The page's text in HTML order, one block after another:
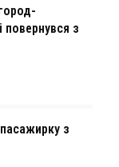
повернувся з
з